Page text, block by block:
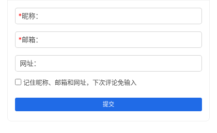
尽于事亲，而德教加于百姓，刑于四海。盖天子之孝也。
《甫刑》云：‘一人有庆，兆民赖之。
【译文】
孔子说∶“能够亲爱自己父母的人，就不会厌恶别人的父
母，能够尊敬自己父母的人，也不会怠慢别人的父母。以亲
爱恭敬的心情尽心尽力地侍奉双亲，而将德行教化施之於黎
民百姓，使天下百姓遵从效法，这就是天子的孝道呀！《尚
*昵称：
*邮箱：
网址：
记住昵称、邮箱和网址，下次评论免输入
提交